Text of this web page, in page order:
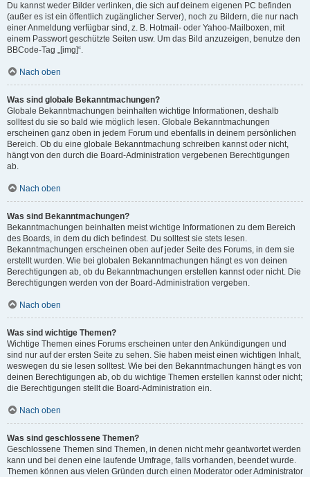
Du kannst weder Bilder verlinken, die sich auf deinem eigenen PC befinden
(außer es ist ein öffentlich zugänglicher Server), noch zu Bildern, die nur nach
einer Anmeldung verfügbar sind, z. B. Hotmail- oder Yahoo-Mailboxen, mit
einem Passwort geschützte Seiten usw. Um das Bild anzuzeigen, benutze den
BBCode-Tag „[img]“.
Nach oben
Was sind globale Bekanntmachungen?
Globale Bekanntmachungen beinhalten wichtige Informationen, deshalb
solltest du sie so bald wie möglich lesen. Globale Bekanntmachungen
erscheinen ganz oben in jedem Forum und ebenfalls in deinem persönlichen
Bereich. Ob du eine globale Bekanntmachung schreiben kannst oder nicht,
hängt von den durch die Board-Administration vergebenen Berechtigungen
ab.
Nach oben
Was sind Bekanntmachungen?
Bekanntmachungen beinhalten meist wichtige Informationen zu dem Bereich
des Boards, in dem du dich befindest. Du solltest sie stets lesen.
Bekanntmachungen erscheinen oben auf jeder Seite des Forums, in dem sie
erstellt wurden. Wie bei globalen Bekanntmachungen hängt es von deinen
Berechtigungen ab, ob du Bekanntmachungen erstellen kannst oder nicht. Die
Berechtigungen werden von der Board-Administration vergeben.
Nach oben
Was sind wichtige Themen?
Wichtige Themen eines Forums erscheinen unter den Ankündigungen und
sind nur auf der ersten Seite zu sehen. Sie haben meist einen wichtigen Inhalt,
weswegen du sie lesen solltest. Wie bei den Bekanntmachungen hängt es von
deinen Berechtigungen ab, ob du wichtige Themen erstellen kannst oder nicht;
die Berechtigungen stellt die Board-Administration ein.
Nach oben
Was sind geschlossene Themen?
Geschlossene Themen sind Themen, in denen nicht mehr geantwortet werden
kann und bei denen eine laufende Umfrage, falls vorhanden, beendet wurde.
Themen können aus vielen Gründen durch einen Moderator oder Administrator